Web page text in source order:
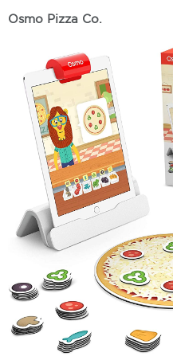
Osmo Pizza Co.